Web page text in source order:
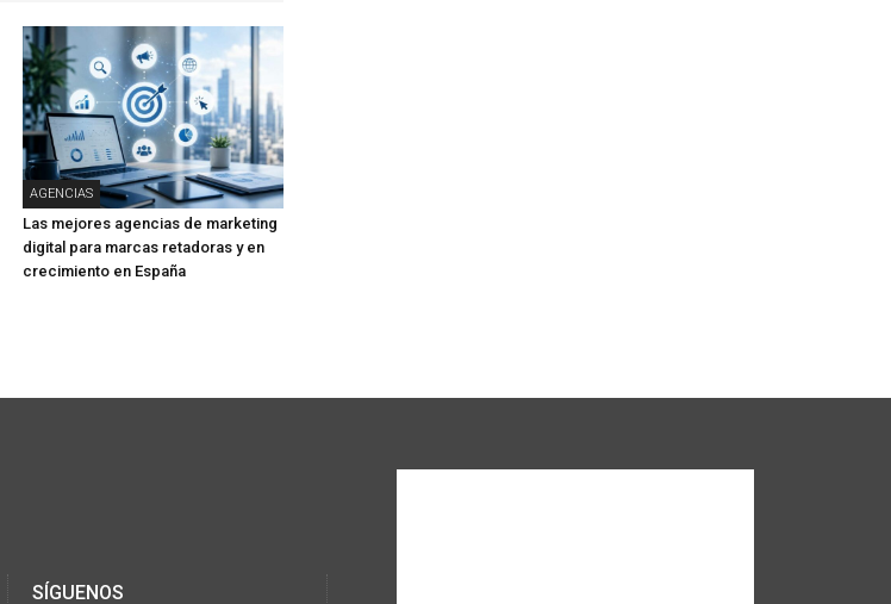
AGENCIAS
Las mejores agencias de marketing
digital para marcas retadoras y en
crecimiento en España
SÍGUENOS